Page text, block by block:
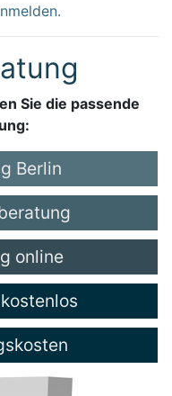
Sie die passende
Berlin
online